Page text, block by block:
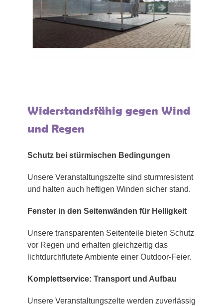
Widerstandsfähig gegen Wind
und Regen
Schutz bei stürmischen Bedingungen
Unsere Veranstaltungszelte sind sturmresistent
und halten auch heftigen Winden sicher stand.
Fenster in den Seitenwänden für Helligkeit
Unsere transparenten Seitenteile bieten Schutz
vor Regen und erhalten gleichzeitig das
lichtdurchflutete Ambiente einer Outdoor-Feier.
Komplettservice: Transport und Aufbau
Unsere Veranstaltungszelte werden zuverlässig